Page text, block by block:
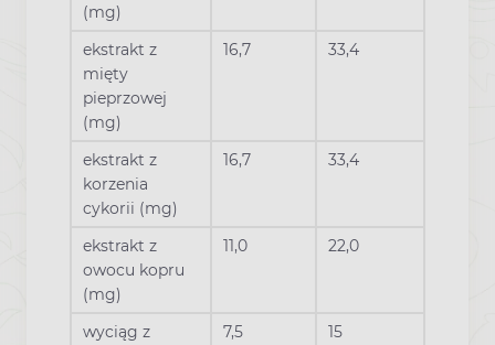
(mg)
ekstrakt z
mięty
pieprzowej
(mg)
16,7 33,4
ekstrakt z
korzenia
cykorii (mg)
16,7 33,4
ekstrakt z
owocu kopru
(mg)
11,0 22,0
wyciąg z
7,5 15